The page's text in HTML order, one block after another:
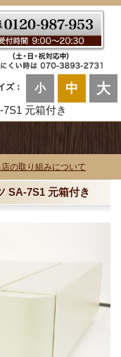
ズ： 小 中 大
元箱付き
の取り組みについて
SA-7S1 元箱付き